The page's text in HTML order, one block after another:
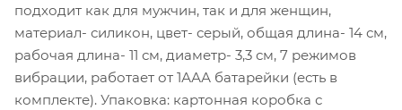
подходит как для мужчин, так и для женщин,
материал- силикон, цвет- серый, общая длина- 14 см,
рабочая длина- 11 см, диаметр- 3,3 см, 7 режимов
вибрации, работает от 1ААА батарейки (есть в
комплекте). Упаковка: картонная коробка с